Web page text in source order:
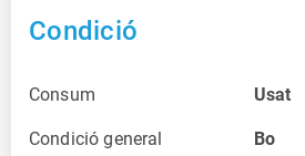
Condició
Consum Usat
Condició general Bo